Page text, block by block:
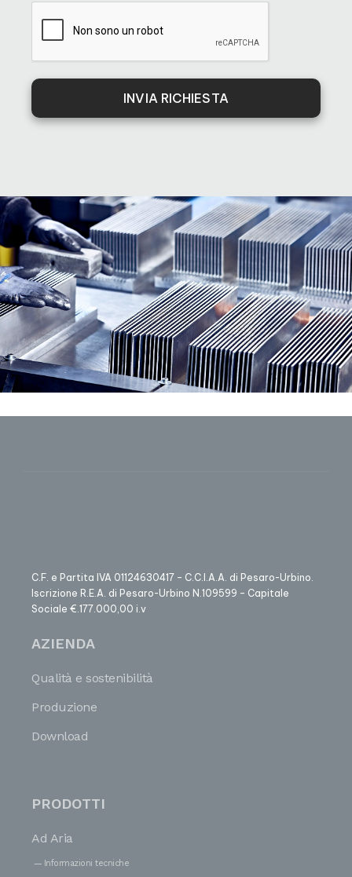
INVIA RICHIESTA
C.F. e Partita IVA 01124630417 – C.C.I.A.A. di Pesaro-Urbino.
Iscrizione R.E.A. di Pesaro-Urbino N.109599 – Capitale
Sociale €.177.000,00 i.v
AZIENDA
Qualità e sostenibilità
Produzione
Download
PRODOTTI
Ad Aria
Informazioni tecniche